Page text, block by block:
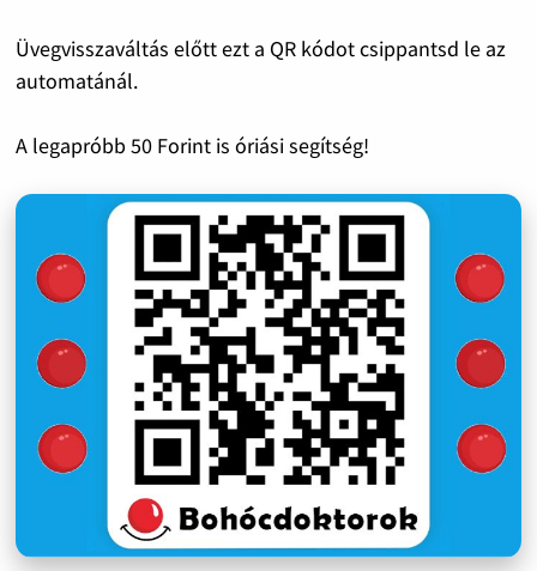
Üvegvisszaváltás előtt ezt a QR kódot csippantsd le az
automatánál.
A legapróbb 50 Forint is óriási segítség!